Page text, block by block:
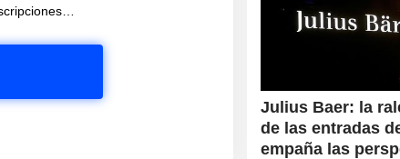
Julius Baer: la
de las entradas
empaña las